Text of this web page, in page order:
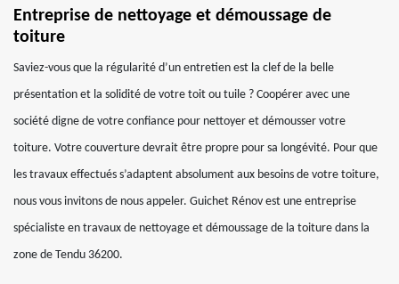
Entreprise de nettoyage et démoussage de
toiture
Saviez-vous que la régularité d’un entretien est la clef de la belle
présentation et la solidité de votre toit ou tuile ? Coopérer avec une
société digne de votre confiance pour nettoyer et démousser votre
toiture. Votre couverture devrait être propre pour sa longévité. Pour que
les travaux effectués s’adaptent absolument aux besoins de votre toiture,
nous vous invitons de nous appeler. Guichet Rénov est une entreprise
spécialiste en travaux de nettoyage et démoussage de la toiture dans la
zone de Tendu 36200.